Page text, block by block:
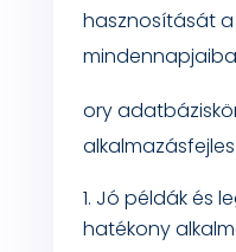
hasznosítását
ory
Jó példák és
hatékony